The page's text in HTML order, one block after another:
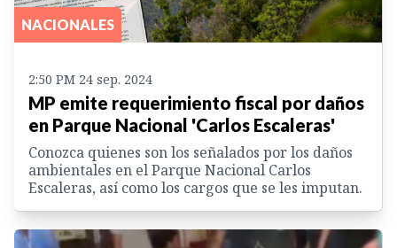
NACIONALES
2:50 PM 24 sep. 2024
MP emite requerimiento fiscal por daños
en Parque Nacional 'Carlos Escaleras'
Conozca quienes son los señalados por los daños
ambientales en el Parque Nacional Carlos
Escaleras, así como los cargos que se les imputan.